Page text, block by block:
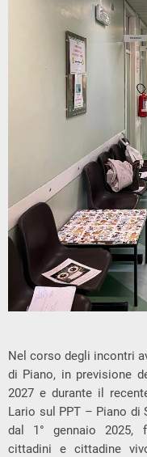
Nel corso degli incontri
di Piano, in previsione
2027 e durante il
Lario sul PPT – Piano di
dal 1° gennaio 2025,
cittadini e cittadine